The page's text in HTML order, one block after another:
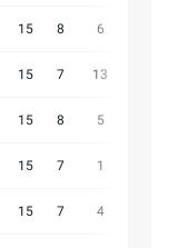
15 8 6
15 7 13
15 8 5
15 7 1
15 7 4